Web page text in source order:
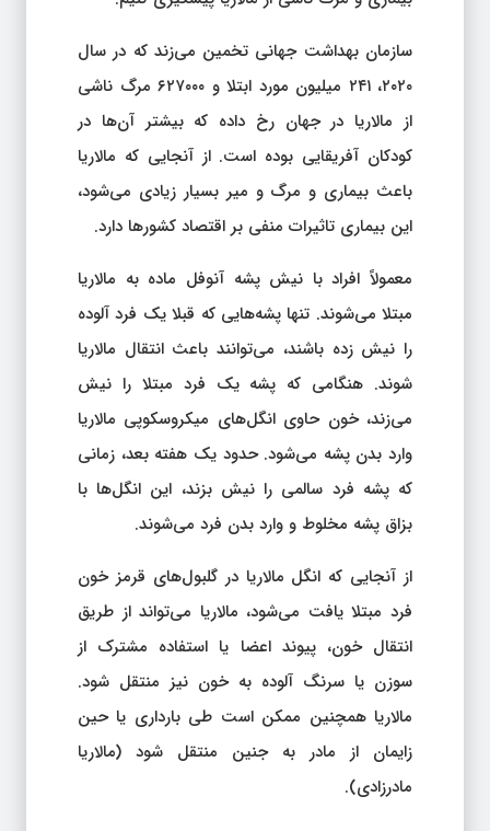
سازمان بهداشت جهانی تخمین می‌زند که در سال
۲۰۲۰، ۲۴۱ میلیون مورد ابتلا و ۶۲۷۰۰۰ مرگ ناشی
از مالاریا در جهان رخ داده که بیشتر آن‌ها در
کودکان آفریقایی بوده است. از آنجایی که مالاریا
باعث بیماری و مرگ و میر بسیار زیادی می‌شود،
این بیماری تاثیرات منفی بر اقتصاد کشورها دارد.
معمولاً افراد با نیش پشه آنوفل ماده به مالاریا
مبتلا می‌شوند. تنها پشه‌هایی که قبلا یک فرد آلوده
را نیش زده باشند، می‌توانند باعث انتقال مالاریا
شوند. هنگامی که پشه یک فرد مبتلا را نیش
می‌زند، خون حاوی انگل‌های میکروسکوپی مالاریا
وارد بدن پشه می‌شود. حدود یک هفته بعد، زمانی
که پشه فرد سالمی را نیش بزند، این انگل‌ها با
بزاق پشه مخلوط و وارد بدن فرد می‌شوند.
از آنجایی که انگل مالاریا در گلبول‌های قرمز خون
فرد مبتلا یافت می‌شود، مالاریا می‌تواند از طریق
انتقال خون، پیوند اعضا یا استفاده مشترک از
سوزن یا سرنگ آلوده به خون نیز منتقل شود.
مالاریا همچنین ممکن است طی بارداری یا حین
زایمان از مادر به جنین منتقل شود (مالاریا
مادرزادی).